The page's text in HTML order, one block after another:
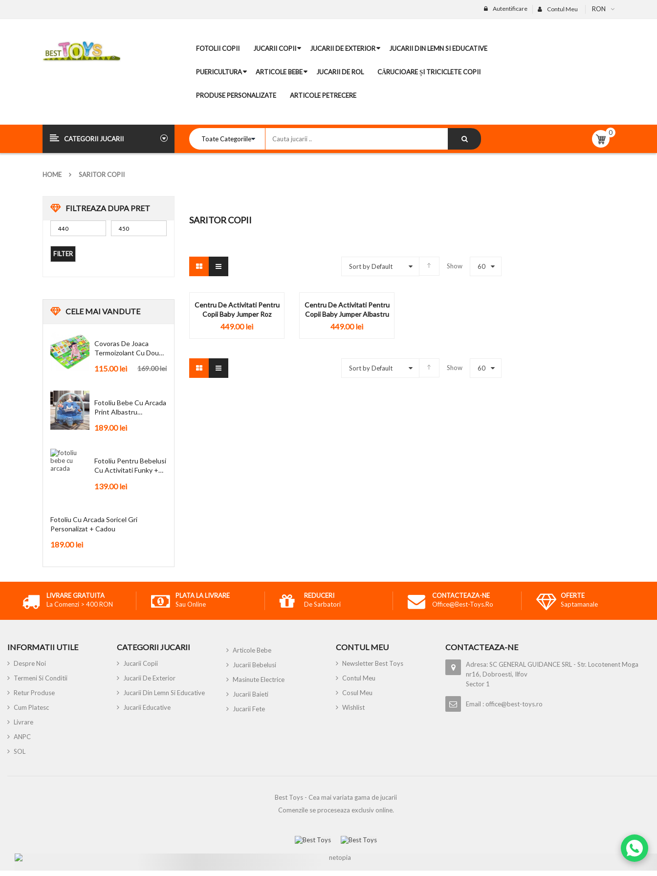
RON
Contul Meu
Autentificare
FOTOLII COPII JUCARII COPII JUCARII DE EXTERIOR JUCARII DIN LEMN SI EDUCATIVE
PUERICULTURA ARTICOLE BEBE JUCARII DE ROL CĂRUCIOARE ȘI TRICICLETE COPII
PRODUSE PERSONALIZATE ARTICOLE PETRECERE
CATEGORII JUCARII
0
HOME SARITOR COPII
FILTREAZA DUPA PRET
FILTER
CELEMAI VANDUTE
Covoras De Joaca
Termoizolant Cu Doua
169.00lei
115.00lei
Fotoliu Bebe Cu Arcada
Print Albastru
189.00lei
Fotoliu Pentru Bebelusi
Cu Activitati Funky +
139.00lei
Fotoliu Cu Arcada Soricel Gri
Personalizat + Cadou
189.00lei
SARITOR COPII
Sort by Default Show 60
Centru De Activitati Pentru
Copii Baby Jumper Roz
449.00lei
Centru De Activitati Pentru
Copii Baby Jumper Albastru
449.00lei
Sort by Default Show 60
LIVRARE GRATUITA
La Comenzi > 400 RON
PLATA LA LIVRARE
Sau Online
REDUCERI
De Sarbatori
CONTACTEAZA-NE
Office@best-Toys.ro
OFERTE
Saptamanale
INFORMATII UTILE
Despre Noi
Termeni Si Conditii
Retur Produse
Cum Platesc
Livrare
ANPC
SOL
CATEGORII JUCARII
Jucarii Copii
Jucarii De Exterior
Jucarii Din Lemn Si Educative
Jucarii Educative
Articole Bebe
Jucarii Bebelusi
Masinute Electrice
Jucarii Baieti
Jucarii Fete
CONTUL MEU
Newsletter Best Toys
Contul Meu
Cosul Meu
Wishlist
CONTACTEAZA-NE
Adresa: SC GENERAL GUIDANCE SRL - Str. Locotenent Moga
nr16, Dobroesti, Ilfov
Sector 1
Email : office@best-toys.ro
Best Toys - Cea mai variata gama de jucarii
Comenzile se proceseaza exclusiv online.